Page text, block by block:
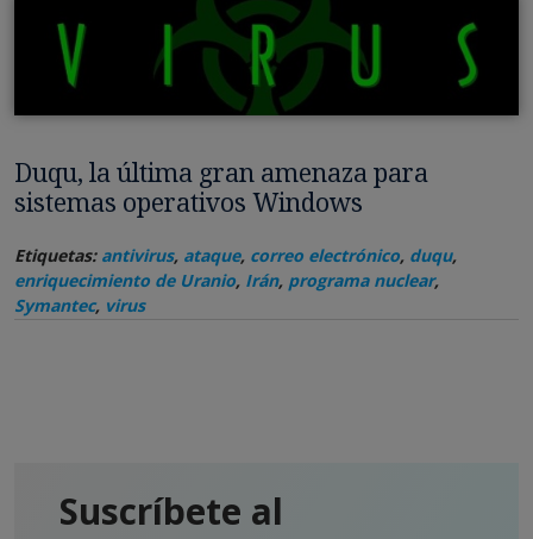
Duqu, la última gran amenaza para
sistemas operativos Windows
Etiquetas: antivirus, ataque, correo electrónico, duqu,
enriquecimiento de Uranio, Irán, programa nuclear,
Symantec, virus
Suscríbete al